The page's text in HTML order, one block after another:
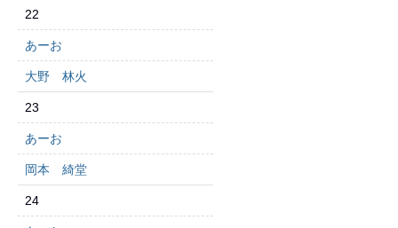
22
あーお
大野 林火
23
あーお
岡本 綺堂
24